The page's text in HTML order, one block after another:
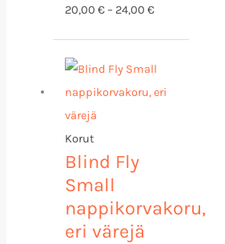
20,00 €– 24,00 €
Korut
Blind Fly
Small
nappikorvakoru,
eri värejä